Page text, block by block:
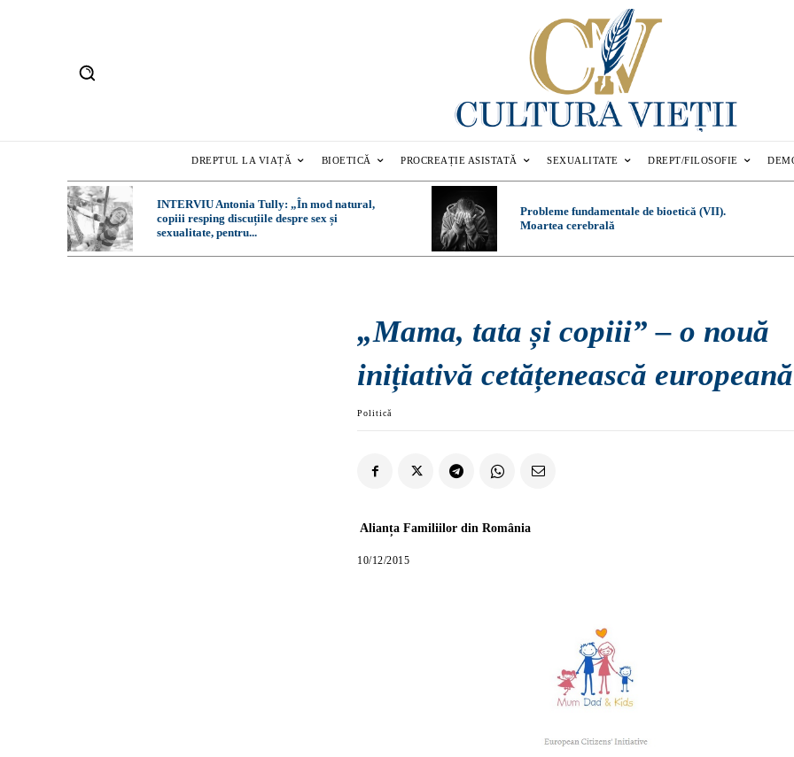
DREPTUL LA VIAȚĂ BIOETICĂ PROCREAȚIE ASISTATĂ SEXUALITATE DREPT/FILOSOFIE
INTERVIU Antonia Tully: „În mod natural,
copiii resping discuțiile despre sex și
sexualitate, pentru...
Probleme fundamentale de bioetică (VII).
Moartea cerebrală
„Mama, tata și copiii” – o nouă
inițiativă cetățenească europeană
Politică
Alianța Familiilor din România
10/12/2015